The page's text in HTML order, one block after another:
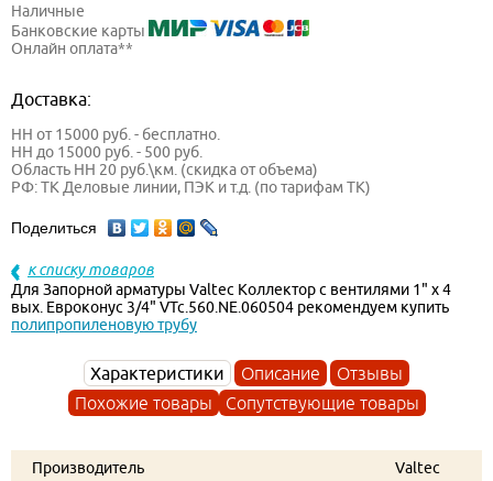
Наличные
Банковские карты
Онлайн оплата**
Доставка:
НН от 15000 руб. - бесплатно.
НН до 15000 руб. - 500 руб.
Область НН 20 руб.\км. (скидка от объема)
РФ: ТК Деловые линии, ПЭК и т.д. (по тарифам ТК)
Поделиться
к списку товаров
Для Запорной арматуры Valtec Коллектор с вентилями 1" х 4
вых. Евроконус 3/4" VTc.560.NE.060504 рекомендуем купить
полипропиленовую трубу
Характеристики Описание
Отзывы
Похожие товары
Сопутствующие товары
Производитель
Valtec